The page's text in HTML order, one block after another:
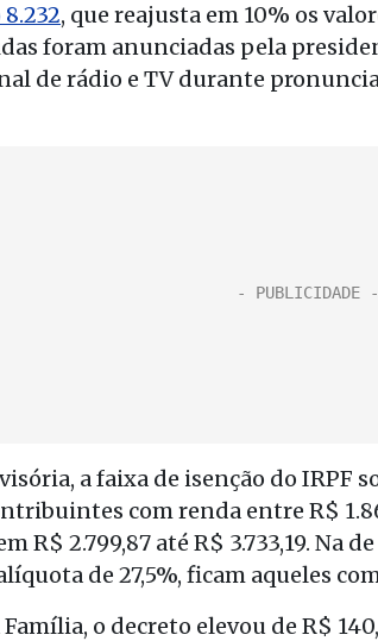
, que reajusta em 10% os
foram anunciadas pela
de rádio e TV durante
a faixa de isenção do IRPF
com renda entre R$
R$ 2.799,87 até R$ 3.733,19. Na
de 27,5%, ficam aqueles
o decreto elevou de R$